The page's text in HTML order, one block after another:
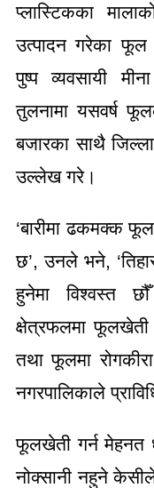
प्लास्टिकका
उत्पादन गरेका
पुष्प व्यवसायी
तुलनामा यसवर्ष
बजारका साथै
उल्लेख गरे।
‘बारीमा ढकमक्क
छ’, उनले भने,
हुनेमा विश्वस्त
क्षेत्रफलमा
तथा फूलमा
नगरपालिकाले
फूलखेती गर्न मेहनत
नोक्सानी नहुने